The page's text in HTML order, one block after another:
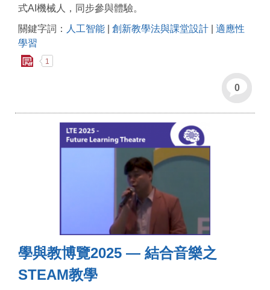
式AI機械人，同步參與體驗。
關鍵字詞： 人工智能 創新教學法與課堂設計
適應性
學習
1
0
學與教博覽2025 — 結合音樂之
STEAM教學